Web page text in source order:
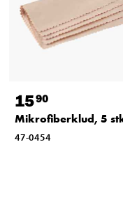
1590
Mikrofiberklud, 5
47-0454